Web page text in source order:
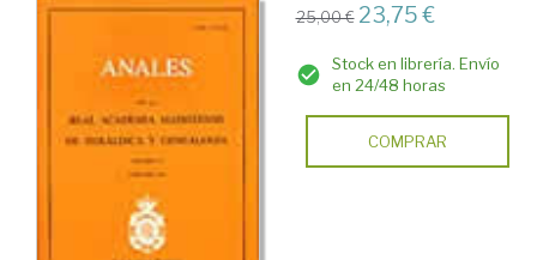
25,00 € 23,75 €
Stock en librería. Envío
en 24/48 horas
COMPRAR